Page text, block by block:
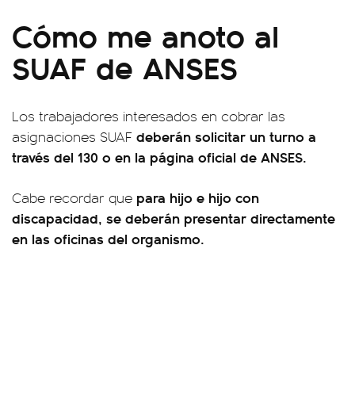
Cómo me anoto al
SUAF de ANSES
Los trabajadores interesados en cobrar las
asignaciones SUAF deberán solicitar un turno a
través del 130 o en la página oficial de ANSES.
Cabe recordar que para hijo e hijo con
discapacidad, se deberán presentar directamente
en las oficinas del organismo.